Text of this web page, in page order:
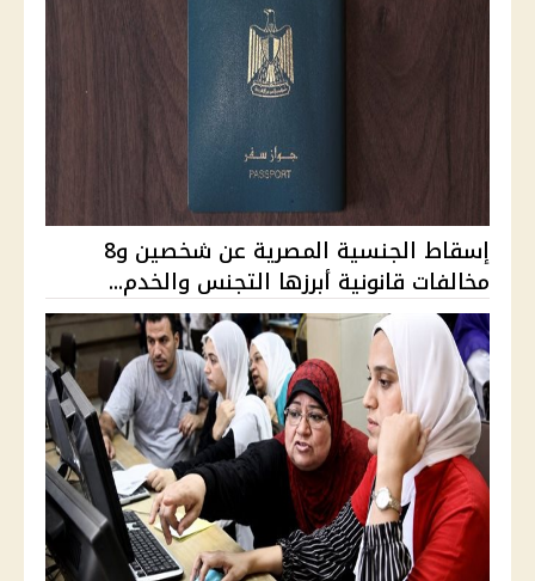
إسقاط الجنسية المصرية عن شخصين و8
مخالفات قانونية أبرزها التجنس والخدم...